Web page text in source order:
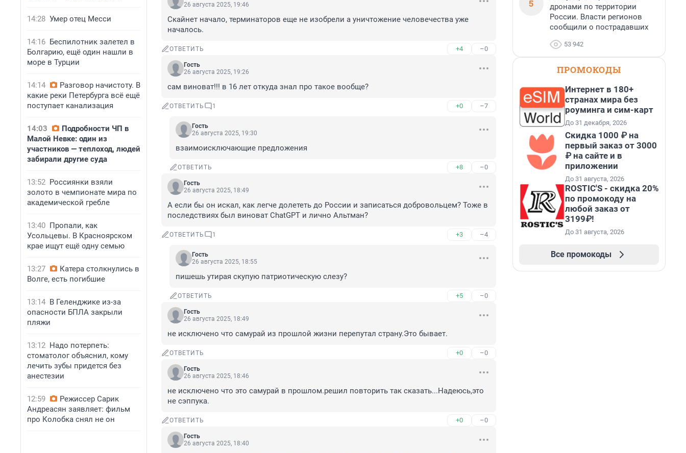
14:28 Умер отец Месси
14:16 Беспилотник залетел в
Болгарию, ещё один нашли в
море в Турции
14:14
Разговор начистоту. В
какие реки Петербурга всё ещё
поступает канализация
14:03
Подробности ЧП в
Малой Невке: один из
участников — теплоход, людей
забирали другие суда
13:52 Россиянки взяли
золото в чемпионате мира по
академической гребле
13:40 Пропали, как
Усольцевы. В Красноярском
крае ищут ещё одну семью
13:27
Катера столкнулись в
Волге, есть погибшие
13:14 В Геленджике из-за
опасности БПЛА закрыли
пляжи
13:12 Надо потерпеть:
стоматолог объяснил, кому
лечить зубы придется без
анестезии
12:59
Режиссер Сарик
Андреасян заявляет: фильм
про Колобка снял не он
26 августа 2025, 19:46
Скайнет начало, терминаторов еще не изобрели а уничтожение человечества уже
началось.
ОТВЕТИТЬ +4 –0
Гость
26 августа 2025, 19:26
сам виноват!!! в 16 лет откуда знал про такое вообще?
ОТВЕТИТЬ 1 +0 –7
Гость
26 августа 2025, 19:30
взаимоисключающие предложения
ОТВЕТИТЬ +8 –0
Гость
26 августа 2025, 18:49
А если бы он искал, как легче долететь до России и записаться добровольцем? Тоже в
последствиях был виноват ChatGPT и лично Альтман?
ОТВЕТИТЬ 1 +3 –4
Гость
26 августа 2025, 18:55
пишешь утирая скупую патриотическую слезу?
ОТВЕТИТЬ +5 –0
Гость
26 августа 2025, 18:49
не исключено что самурай из прошлой жизни перепутал страну.Это бывает.
ОТВЕТИТЬ +0 –0
Гость
26 августа 2025, 18:46
не исключено что это самурай в прошлом.решил повторить так сказать...Надеюсь,это
не сэппука.
ОТВЕТИТЬ +0 –0
Гость
26 августа 2025, 18:40
5
дронами по территории
России. Власти регионов
сообщили о пострадавших
53 942
ПРОМОКОДЫ
Интернет в 180+
странах мира без
роуминга и сим-карт
До 31 декабря, 2026
Скидка 1000 ₽ на
первый заказ от 3000
₽ на сайте и в
приложении
До 31 августа, 2026
ROSTIC'S - скидка 20%
по промокоду на
любой заказ от
3199₽!
До 31 августа, 2026
Все промокоды